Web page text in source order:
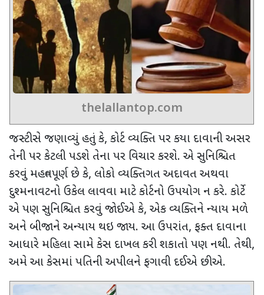
thelallantop.com
જસ્ટીસે જણાવ્યું હતું કે, કોર્ટ વ્યક્તિ પર કયા દાવાની અસર
તેની પર કેટલી પડશે તેના પર વિચાર કરશે. એ સુનિશ્ચિત
કરવું મહત્વપૂર્ણ છે કે, લોકો વ્યક્તિગત અદાવત અથવા
દુશ્મનાવટનો ઉકેલ લાવવા માટે કોર્ટનો ઉપયોગ ન કરે. કોર્ટે
એ પણ સુનિશ્ચિત કરવું જોઈએ કે, એક વ્યક્તિને ન્યાય મળે
અને બીજાને અન્યાય થઇ જાય. આ ઉપરાંત, ફક્ત દાવાના
આધારે મહિલા સામે કેસ દાખલ કરી શકાતો પણ નથી. તેથી,
અમે આ કેસમાં પતિની અપીલને ફગાવી દઈએ છીએ.